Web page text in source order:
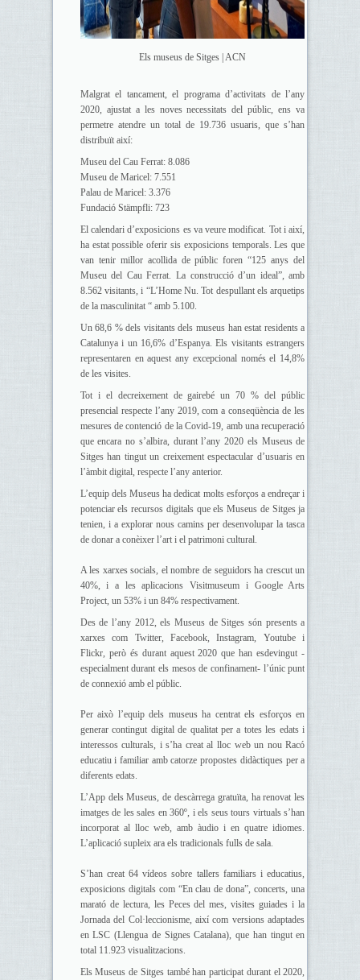
Els museus de Sitges | ACN
Malgrat el tancament, el programa d’activitats de l’any
2020, ajustat a les noves necessitats del públic, ens va
permetre atendre un total de 19.736 usuaris, que s’han
distribuït així:
Museu del Cau Ferrat: 8.086
Museu de Maricel: 7.551
Palau de Maricel: 3.376
Fundació Stämpfli: 723
El calendari d’exposicions es va veure modificat. Tot i així,
ha estat possible oferir sis exposicions temporals. Les que
van tenir millor acollida de públic foren “125 anys del
Museu del Cau Ferrat. La construcció d’un ideal”, amb
8.562 visitants, i “L’Home Nu. Tot despullant els arquetips
de la masculinitat “ amb 5.100.
Un 68,6 % dels visitants dels museus han estat residents a
Catalunya i un 16,6% d’Espanya. Els visitants estrangers
representaren en aquest any excepcional només el 14,8%
de les visites.
Tot i el decreixement de gairebé un 70 % del públic
presencial respecte l’any 2019, com a conseqüència de les
mesures de contenció de la Covid-19, amb una recuperació
que encara no s’albira, durant l’any 2020 els Museus de
Sitges han tingut un creixement espectacular d’usuaris en
l’àmbit digital, respecte l’any anterior.
L’equip dels Museus ha dedicat molts esforços a endreçar i
potenciar els recursos digitals que els Museus de Sitges ja
tenien, i a explorar nous camins per desenvolupar la tasca
de donar a conèixer l’art i el patrimoni cultural.
A les xarxes socials, el nombre de seguidors ha crescut un
40%, i a les aplicacions Visitmuseum i Google Arts
Project, un 53% i un 84% respectivament.
Des de l’any 2012, els Museus de Sitges són presents a
xarxes com Twitter, Facebook, Instagram, Youtube i
Flickr, però és durant aquest 2020 que han esdevingut -
especialment durant els mesos de confinament- l’únic punt
de connexió amb el públic.
Per això l’equip dels museus ha centrat els esforços en
generar contingut digital de qualitat per a totes les edats i
interessos culturals, i s’ha creat al lloc web un nou Racó
educatiu i familiar amb catorze propostes didàctiques per a
diferents edats.
L’App dels Museus, de descàrrega gratuïta, ha renovat les
imatges de les sales en 360º, i els seus tours virtuals s’han
incorporat al lloc web, amb àudio i en quatre idiomes.
L’aplicació supleix ara els tradicionals fulls de sala.
S’han creat 64 vídeos sobre tallers familiars i educatius,
exposicions digitals com “En clau de dona”, concerts, una
marató de lectura, les Peces del mes, visites guiades i la
Jornada del Col·leccionisme, així com versions adaptades
en LSC (Llengua de Signes Catalana), que han tingut en
total 11.923 visualitzacions.
Els Museus de Sitges també han participat durant el 2020,